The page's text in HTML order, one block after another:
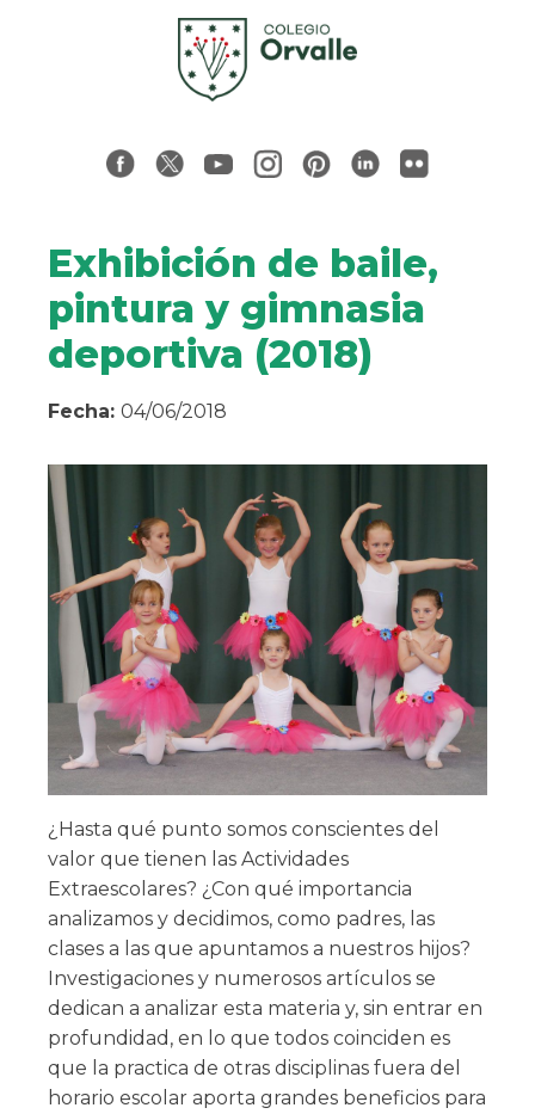
Exhibición de baile,
pintura y gimnasia
deportiva (2018)
Fecha: 04/06/2018
¿Hasta qué punto somos conscientes del
valor que tienen las Actividades
Extraescolares? ¿Con qué importancia
analizamos y decidimos, como padres, las
clases a las que apuntamos a nuestros hijos?
Investigaciones y numerosos artículos se
dedican a analizar esta materia y, sin entrar en
profundidad, en lo que todos coinciden es
que la practica de otras disciplinas fuera del
horario escolar aporta grandes beneficios para